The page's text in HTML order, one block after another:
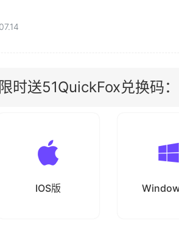
时送51QuickFox兑换码：
IOS版